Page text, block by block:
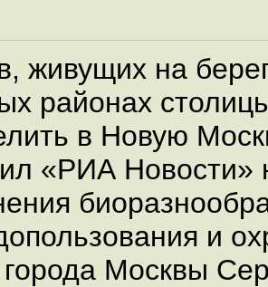
живущих на
районах
в Новую
«РИА Новости»
и
Москвы